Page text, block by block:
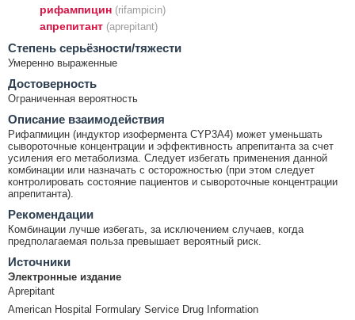
рифампицин (rifampicin)
апрепитант (aprepitant)
Cтепень серьёзности/тяжести
Умеренно выраженные
Достоверность
Ограниченная вероятность
Описание взаимодействия
Рифапмицин (индуктор изофермента CYP3A4) может уменьшать
сывороточные концентрации и эффективность апрепитанта за счет
усиления его метаболизма. Следует избегать применения данной
комбинации или назначать с осторожностью (при этом следует
контролировать состояние пациентов и сывороточные концентрации
апрепитанта).
Рекомендации
Комбинации лучше избегать, за исключением случаев, когда
предполагаемая польза превышает вероятный риск.
Источники
Электронные издание
Aprepitant
American Hospital Formulary Service Drug Information